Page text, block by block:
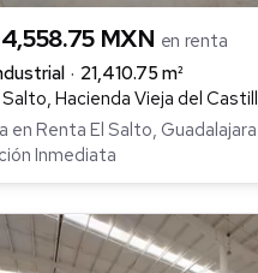
MXN en renta
21,410.75 m²
Salto, Hacienda Vieja del
en Renta El Salto,
Inmediata